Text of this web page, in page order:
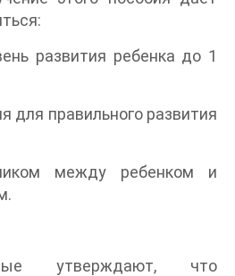
развития ребенка до 1
для правильного развития
между ребенком и
утверждают, что